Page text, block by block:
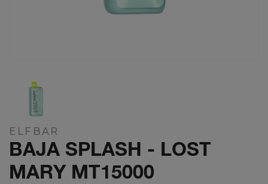
ELFBAR
BAJA SPLASH - LOST
MARY MT15000